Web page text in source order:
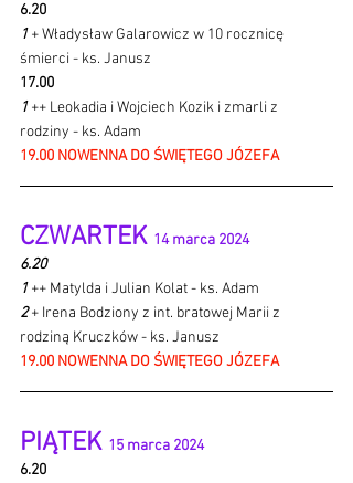
6.20
1 + Władysław Galarowicz w 10 rocznicę
śmierci - ks. Janusz
17.00
1 ++ Leokadia i Wojciech Kozik i zmarli z
rodziny - ks. Adam
19.00 NOWENNA DO ŚWIĘTEGO JÓZEFA
CZWARTEK 14 marca 2024
6.20
1 ++ Matylda i Julian Kolat - ks. Adam
2 + Irena Bodziony z int. bratowej Marii z
rodziną Kruczków - ks. Janusz
19.00 NOWENNA DO ŚWIĘTEGO JÓZEFA
PIĄTEK 15 marca 2024
6.20